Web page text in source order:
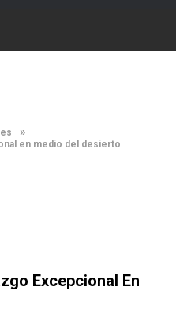
»
en medio del desierto
Excepcional En